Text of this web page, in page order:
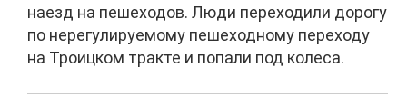
наезд на пешеходов. Люди переходили дорогу
по нерегулируемому пешеходному переходу
на Троицком тракте и попали под колеса.